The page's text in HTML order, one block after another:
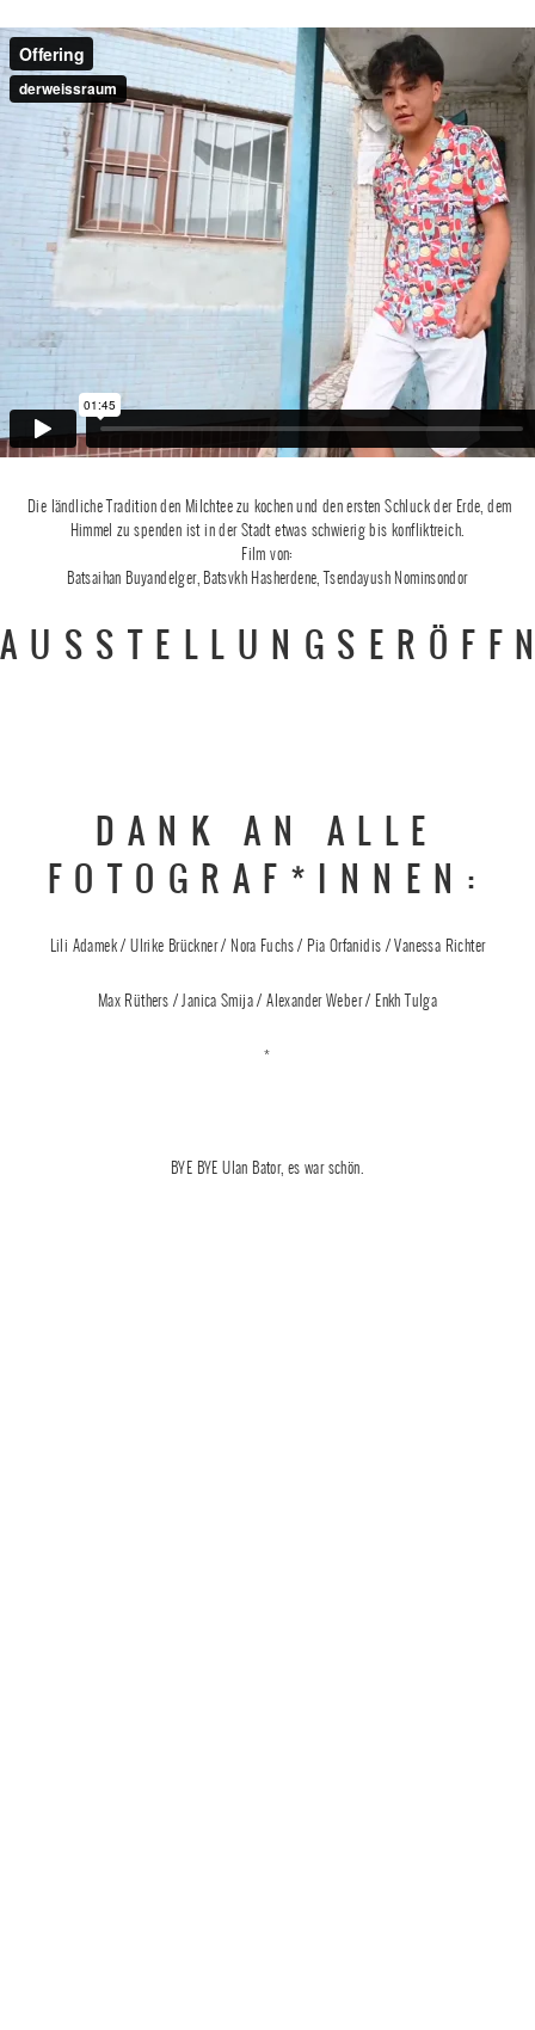
Die ländliche Tradition den Milchtee zu kochen und den ersten Schluck der Erde, dem
Himmel zu spenden ist in der Stadt etwas schwierig bis konfliktreich.
Film von:
Batsaihan Buyandelger, Batsvkh Hasherdene, Tsendayush Nominsondor
DANK AN ALLE
FOTOGRAF*INNEN:
Lili Adamek / Ulrike Brückner / Nora Fuchs / Pia Orfanidis / Vanessa Richter
Max Rüthers / Janica Smija / Alexander Weber / Enkh Tulga
*
BYE BYE Ulan Bator, es war schön.